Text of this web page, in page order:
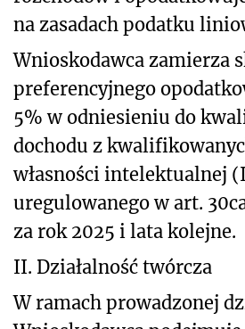
na zasadach podatku
Wnioskodawca zamierza
preferencyjnego
5% w odniesieniu do
dochodu z
własności intelektualnej
uregulowanego w art.
za rok 2025 i lata kolejne.
II. Działalność twórcza
W ramach prowadzonej